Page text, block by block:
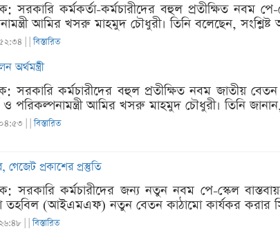
সরকারি কর্মকর্তা-কর্মচারীদের বহুল প্রতীক্ষিত নবম
আমির খসরু মাহমুদ চৌধুরী। তিনি বলেছেন, সংশ্লিষ্ট
| |বিস্তারিত
সরকারি কর্মচারীদের বহুল প্রতীক্ষিত নবম জাতীয়
ও পরিকল্পনামন্ত্রী আমির খসরু মাহমুদ চৌধুরী। তিনি
| |বিস্তারিত
গেজেট প্রকাশের প্রস্তুতি
সরকারি কর্মচারীদের জন্য নতুন নবম পে-স্কেল
তহবিল (আইএমএফ) নতুন বেতন কাঠামো কার্যকর করার
| |বিস্তারিত